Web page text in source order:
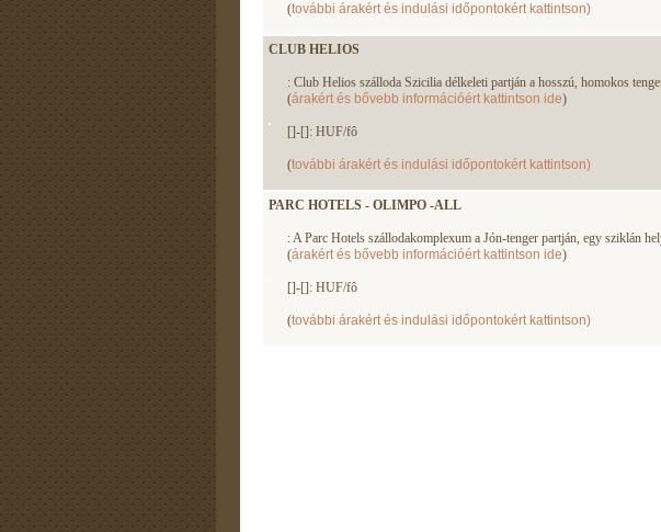
(további árakért és indulási időpontokért kattintson)
CLUB HELIOS
: Club Helios szálloda Szicilia délkeleti partján a hosszú, homokos
(árakért és bővebb információért kattintson ide)
[]-[]: HUF/fô
(további árakért és indulási időpontokért kattintson)
PARC HOTELS - OLIMPO -ALL
: A Parc Hotels szállodakomplexum a Jón-tenger partján, egy sziklán
(árakért és bővebb információért kattintson ide)
[]-[]: HUF/fô
(további árakért és indulási időpontokért kattintson)